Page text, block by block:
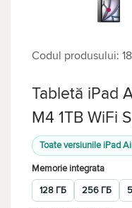
Codul produsului:
Tabletă iPad
M4 1TB WiFi
Toate versiunile iPad
Memorie integrata
128 ГБ
256 ГБ